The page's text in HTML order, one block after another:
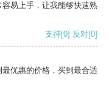
易上手，让我能够快速熟
支持[0] 反对[0]
优惠的价格，买到最合适